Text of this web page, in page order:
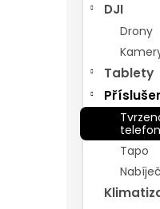
DJI
Drony
Tablety
Tapo